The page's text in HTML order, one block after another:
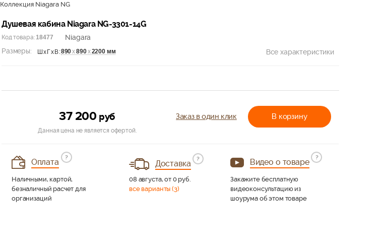
Коллекция Niagara NG
Душевая кабина Niagara NG-3301-14G
Код товара: 18477
Niagara
Размеры:
ШхГхВ:890х890х2200 мм Все характеристики
37 200 руб В корзину
Заказ в один клик
Данная цена не является офертой.
Оплата
?
Наличными, картой,
безналичный расчет для
организаций
Доставка
?
08 августа, от 0 руб.
все варианты (3)
Видео о товаре
?
Закажите бесплатную
видеоконсультацию из
шоурума об этом товаре